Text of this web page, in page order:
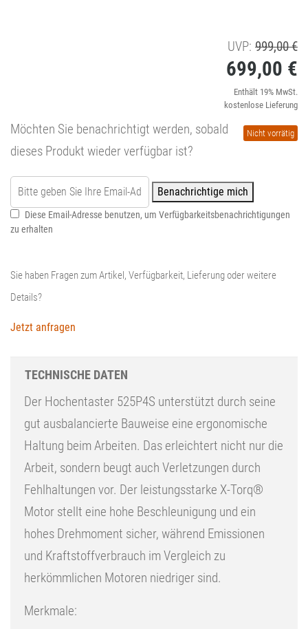
UVP: 999,00€
699,00 €
Enthält 19% MwSt.
kostenlose Lieferung
Nicht vorrätig
Möchten Sie benachrichtigt werden, sobald
dieses Produkt wieder verfügbar ist?
Benachrichtige mich
Diese Email-Adresse benutzen, um Verfügbarkeitsbenachrichtigungen
zu erhalten
Sie haben Fragen zum Artikel, Verfügbarkeit, Lieferung oder weitere
Details?
Jetzt anfragen
TECHNISCHE DATEN
Der Hochentaster 525P4S unterstützt durch seine
gut ausbalancierte Bauweise eine ergonomische
Haltung beim Arbeiten. Das erleichtert nicht nur die
Arbeit, sondern beugt auch Verletzungen durch
Fehlhaltungen vor. Der leistungsstarke X-Torq®
Motor stellt eine hohe Beschleunigung und ein
hohes Drehmoment sicher, während Emissionen
und Kraftstoffverbrauch im Vergleich zu
herkömmlichen Motoren niedriger sind.
Merkmale: